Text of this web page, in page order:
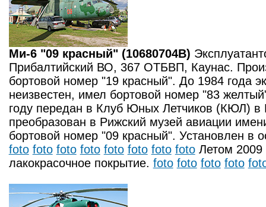
Ми-6 "09 красный" (10680704B)
Прибалтийский ВО, 367 ОТБВП, Каунас.
бортовой номер "19 красный". До 1984 года
неизвестен, имел бортовой номер "83
году передан в Клуб Юных Летчиков (КЮЛ)
преобразован в Рижский музей авиации
бортовой номер "09 красный". Установлен в
foto foto foto foto foto foto foto fotoЛетом 2009
лакокрасочное покрытие. foto foto foto foto